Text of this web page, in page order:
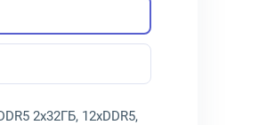
2x32ГБ, 12хDDR5,